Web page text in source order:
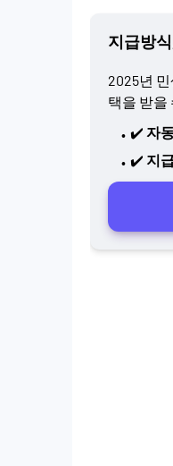
지급방
2025년
택을 받을
✔️ 자
✔️ 지